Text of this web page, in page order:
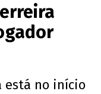
está no início